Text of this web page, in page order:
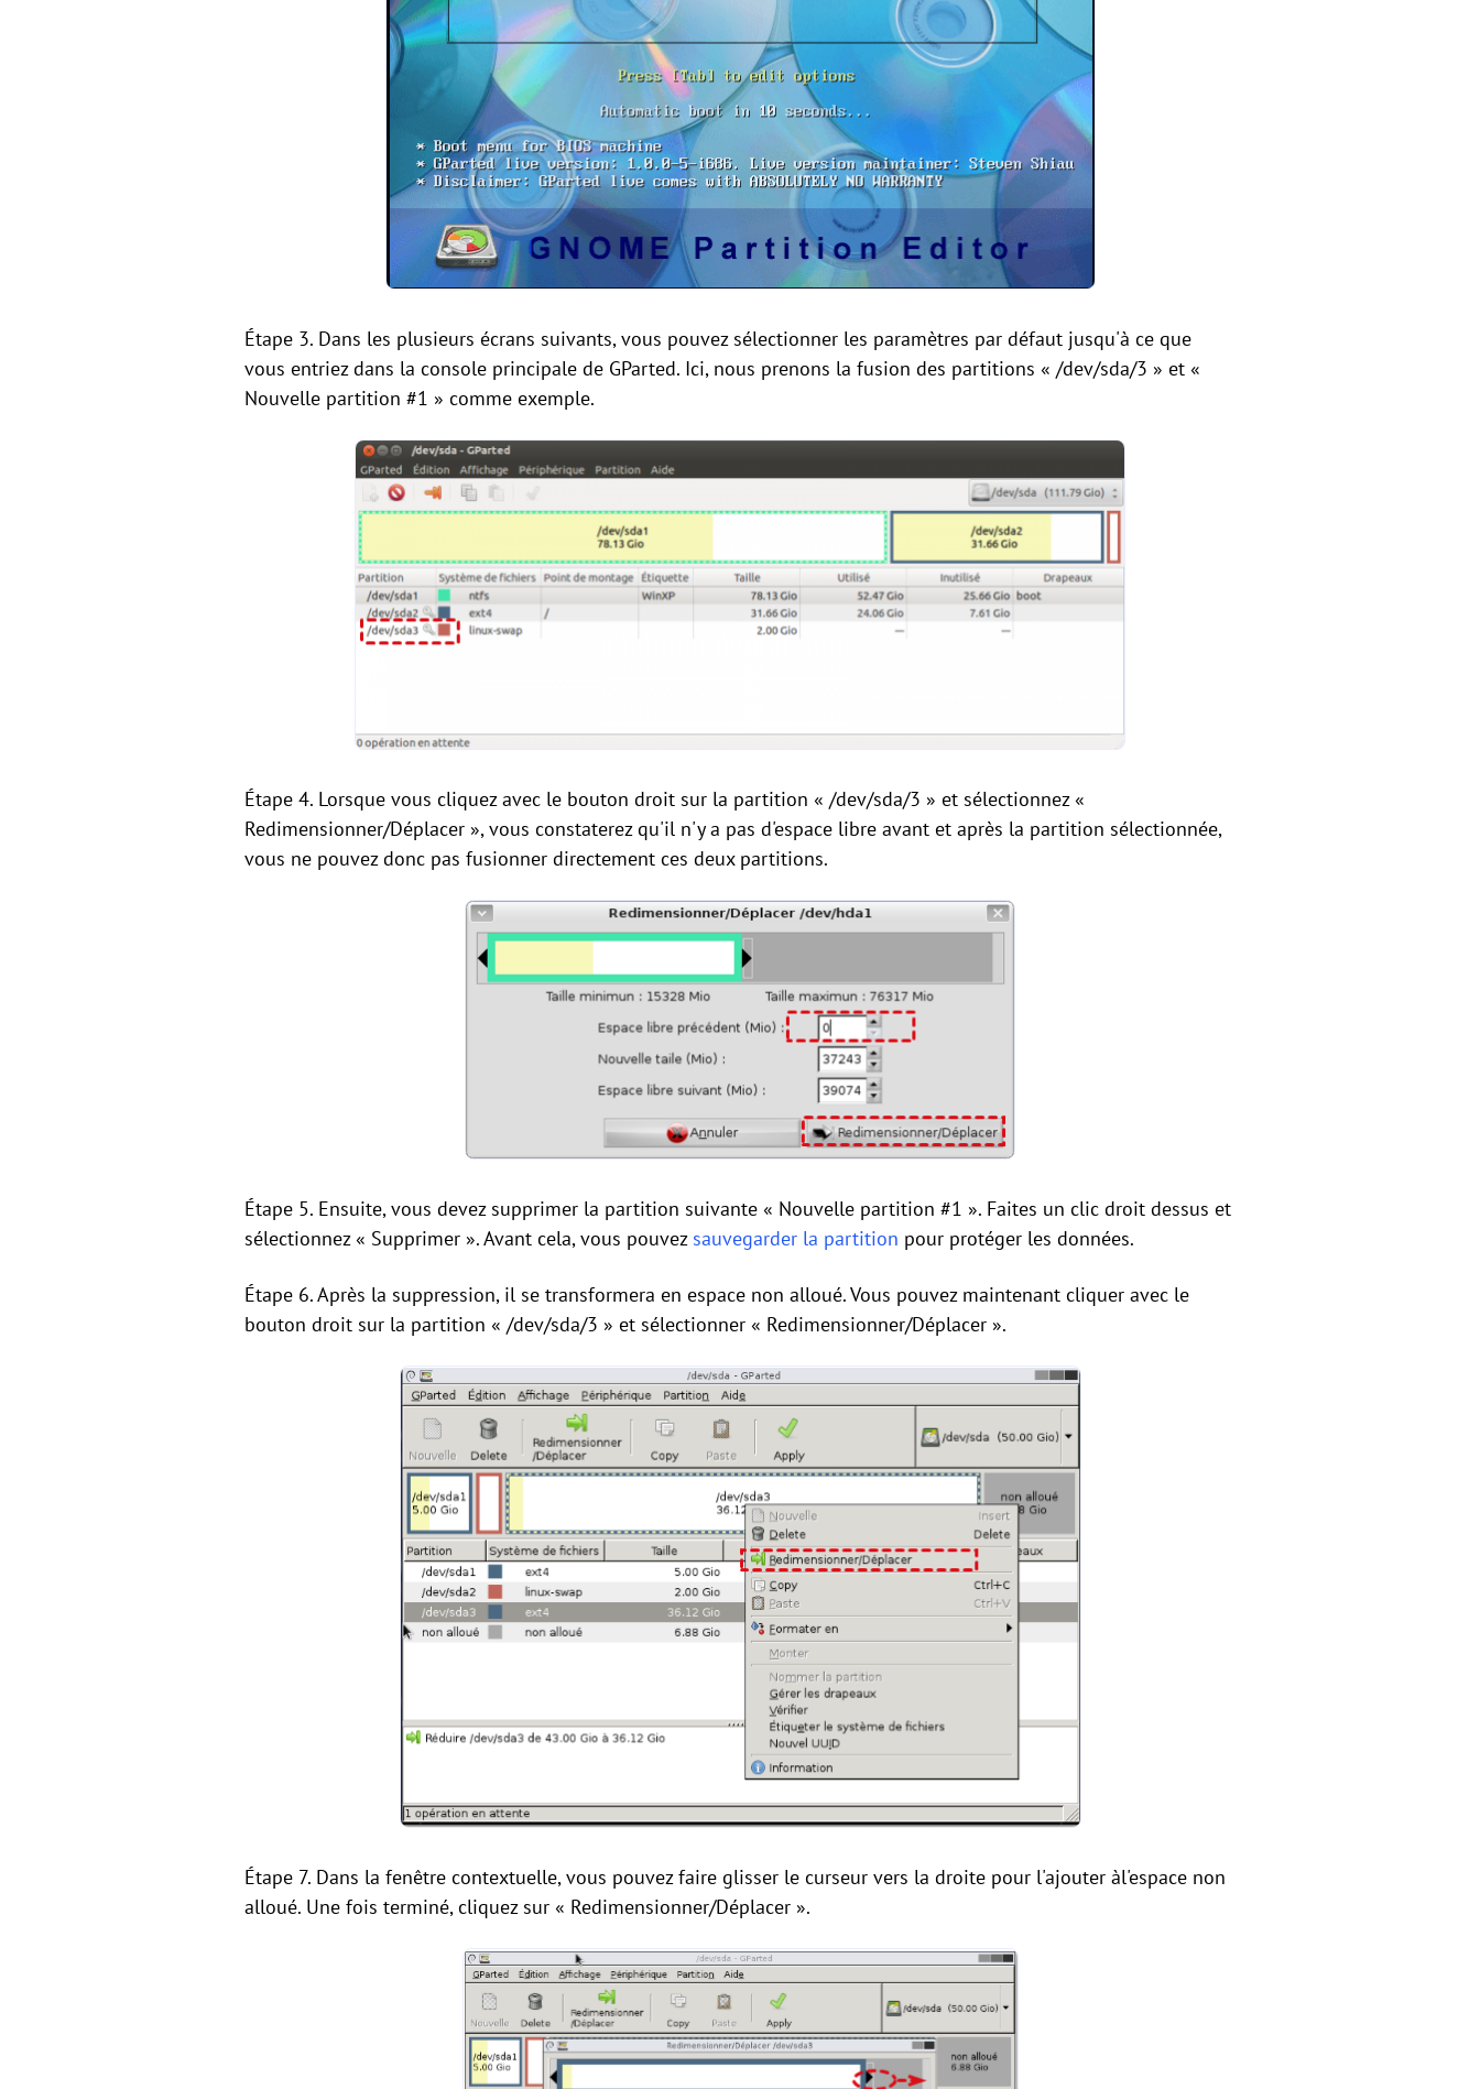
Étape 3. Dans les plusieurs écrans suivants, vous pouvez sélectionner les paramètres par défaut jusqu'à ce que
vous entriez dans la console principale de GParted. Ici, nous prenons la fusion des partitions « /dev/sda/3 » et «
Nouvelle partition #1 » comme exemple.
Étape 4. Lorsque vous cliquez avec le bouton droit sur la partition « /dev/sda/3 » et sélectionnez «
Redimensionner/Déplacer », vous constaterez qu'il n'y a pas d'espace libre avant et après la partition sélectionnée,
vous ne pouvez donc pas fusionner directement ces deux partitions.
Étape 5. Ensuite, vous devez supprimer la partition suivante « Nouvelle partition #1 ». Faites un clic droit dessus et
sélectionnez « Supprimer ». Avant cela, vous pouvez sauvegarder la partition pour protéger les données.
Étape 6. Après la suppression, il se transformera en espace non alloué. Vous pouvez maintenant cliquer avec le
bouton droit sur la partition « /dev/sda/3 » et sélectionner « Redimensionner/Déplacer ».
Étape 7. Dans la fenêtre contextuelle, vous pouvez faire glisser le curseur vers la droite pour l'ajouter àl'espace non
alloué. Une fois terminé, cliquez sur « Redimensionner/Déplacer ».